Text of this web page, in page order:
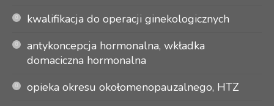
kwalifikacja do operacji ginekologicznych
antykoncepcja hormonalna, wkładka
domaciczna hormonalna
opieka okresu okołomenopauzalnego, HTZ